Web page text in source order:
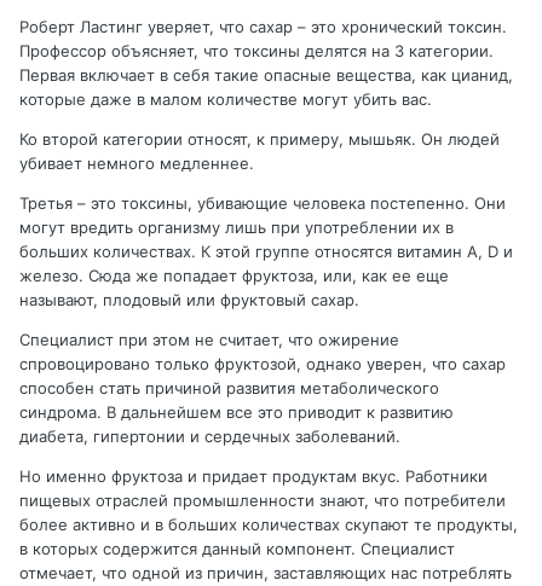
Роберт Ластинг уверяет, что сахар – это хронический токсин.
Профессор объясняет, что токсины делятся на 3 категории.
Первая включает в себя такие опасные вещества, как цианид,
которые даже в малом количестве могут убить вас.
Ко второй категории относят, к примеру, мышьяк. Он людей
убивает немного медленнее.
Третья – это токсины, убивающие человека постепенно. Они
могут вредить организму лишь при употреблении их в
больших количествах. К этой группе относятся витамин A, D и
железо. Сюда же попадает фруктоза, или, как ее еще
называют, плодовый или фруктовый сахар.
Специалист при этом не считает, что ожирение
спровоцировано только фруктозой, однако уверен, что сахар
способен стать причиной развития метаболического
синдрома. В дальнейшем все это приводит к развитию
диабета, гипертонии и сердечных заболеваний.
Но именно фруктоза и придает продуктам вкус. Работники
пищевых отраслей промышленности знают, что потребители
более активно и в больших количествах скупают те продукты,
в которых содержится данный компонент. Специалист
отмечает, что одной из причин, заставляющих нас потреблять